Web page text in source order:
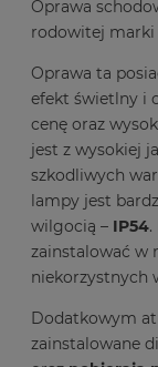
Oprawa
rodowitej marki
Oprawa ta
efekt świetlny i
cenę oraz
jest z wysokiej
szkodliwych
lampy jest
wilgocią – IP54
zainstalować w
niekorzystnych
Dodatkowym
zainstalowane